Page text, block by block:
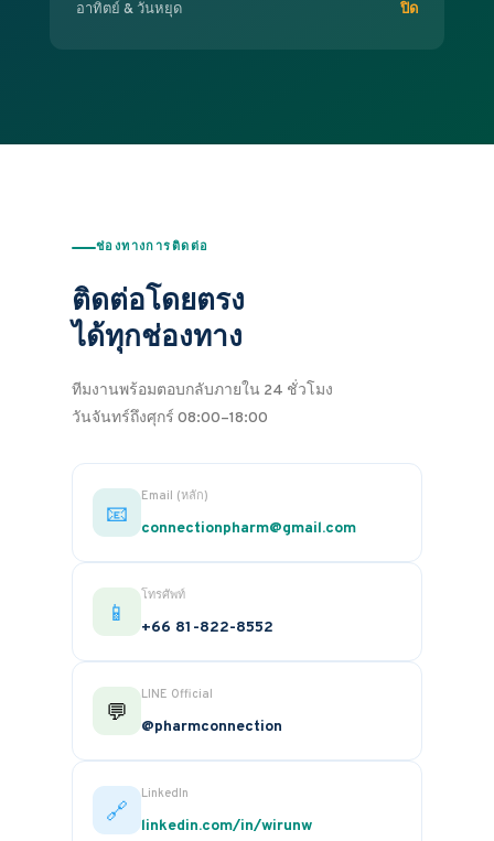
อาทิตย์ & วันหยุด ปิด
ช่องทางการติดต่อ
ติดต่อโดยตรง
ได้ทุกช่องทาง
ทีมงานพร้อมตอบกลับภายใน 24 ชั่วโมง
วันจันทร์ถึงศุกร์ 08:00–18:00
📧
Email (หลัก)
connectionpharm@gmail.com
📱
โทรศัพท์
+66 81-822-8552
💬
LINE Official
@pharmconnection
🔗
LinkedIn
linkedin.com/in/wirunw